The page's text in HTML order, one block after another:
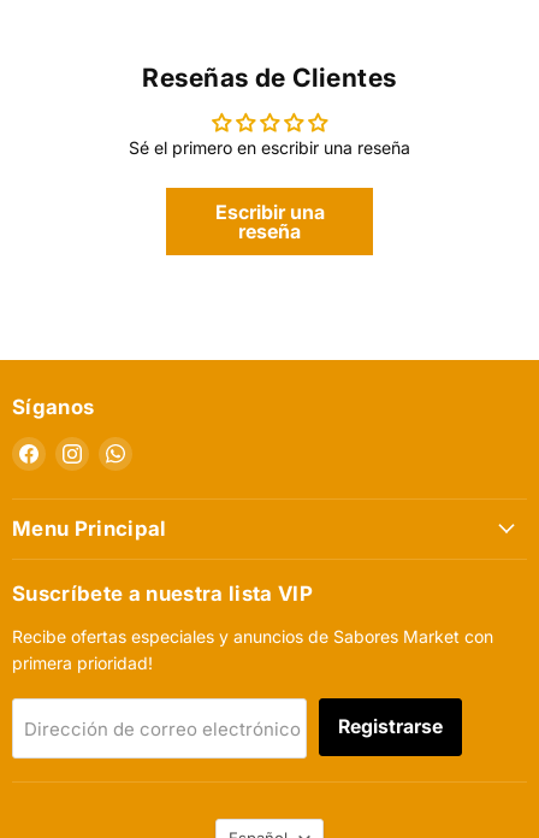
Reseñas de Clientes
Sé el primero en escribir una reseña
Escribir una
reseña
Síganos
Encuéntrenos
en
Facebook
Encuéntrenos
en
Instagram
Encuéntrenos
WhatsApp
Menu Principal
Suscríbete a nuestra lista VIP
Recibe ofertas especiales y anuncios de Sabores Market con
primera prioridad!
Dirección de correo electrónico Registrarse